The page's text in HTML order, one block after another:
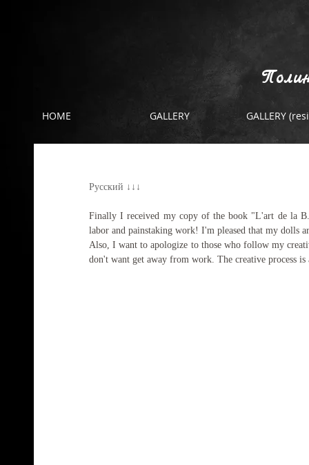
HOME GALLERY GALLERY
Русский ↓↓↓
Finally I received my copy of the book "L'art de la
labor and painstaking work! I'm pleased that my dolls
Also, I want to apologize to those who follow my
don't want get away from work. The creative process